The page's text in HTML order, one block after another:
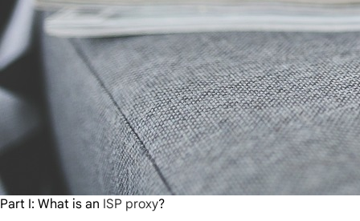
Part I: What is an ISP proxy?